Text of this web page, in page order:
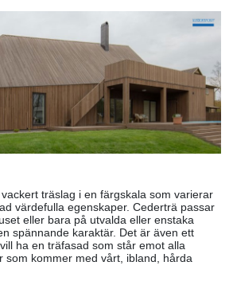
träslag i en färgskala som varierar
värdefulla egenskaper. Cederträ passar
eller bara på utvalda eller enstaka
spännande karaktär. Det är även ett
ha en träfasad som står emot alla
som kommer med vårt, ibland, hårda